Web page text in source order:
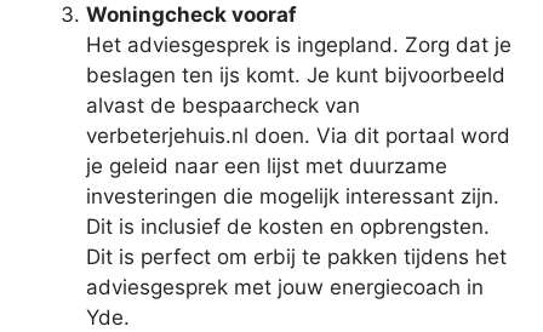
Woningcheck vooraf
Het adviesgesprek is ingepland. Zorg dat je
beslagen ten ijs komt. Je kunt bijvoorbeeld
alvast de bespaarcheck van
verbeterjehuis.nl doen. Via dit portaal word
je geleid naar een lijst met duurzame
investeringen die mogelijk interessant zijn.
Dit is inclusief de kosten en opbrengsten.
Dit is perfect om erbij te pakken tijdens het
adviesgesprek met jouw energiecoach in
Yde.